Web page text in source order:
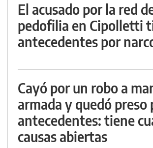
El acusado por la red
pedofilia en Cipolletti
antecedentes por
Cayó por un robo a
armada y quedó preso
antecedentes: tiene
causas abiertas